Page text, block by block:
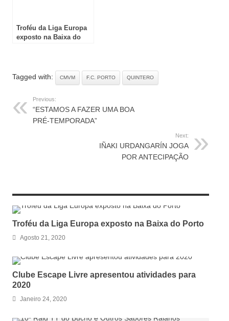
Troféu da Liga Europa
exposto na Baixa do
Tagged with: CMVM F.C. PORTO QUINTERO
Previous:
“ESTAMOS A FAZER UMA BOA
PRÉ-TEMPORADA”
Next:
IÑAKI URDANGARÍN JOGA
POR ANTECIPAÇÃO
Troféu da Liga Europa exposto na Baixa do Porto
Agosto 21, 2020
Clube Escape Livre apresentou atividades para
2020
Janeiro 24, 2020